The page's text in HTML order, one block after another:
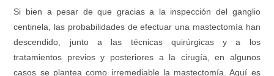
Si bien a pesar de que gracias a la inspección del ganglio
centinela, las probabilidades de efectuar una mastectomía han
descendido, junto a las técnicas quirúrgicas y a los
tratamientos previos y posteriores a la cirugía, en algunos
casos se plantea como irremediable la mastectomía. Aquí es